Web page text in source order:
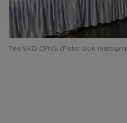
Tes SKD CPNS (Foto: dok